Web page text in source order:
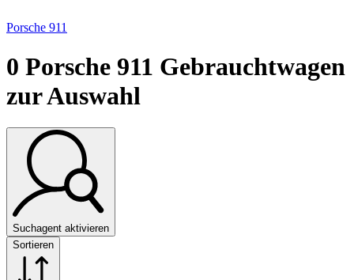
Porsche 911
0 Porsche 911 Gebrauchtwagen
zur Auswahl
Suchagent aktivieren
Sortieren